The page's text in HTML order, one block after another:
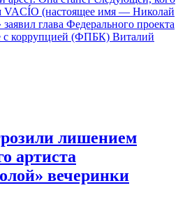
VACÍO (настоящее имя — Николай
глава Федерального проекта
с коррупцией (ФПБК) Виталий
лишением
артиста
вечеринки